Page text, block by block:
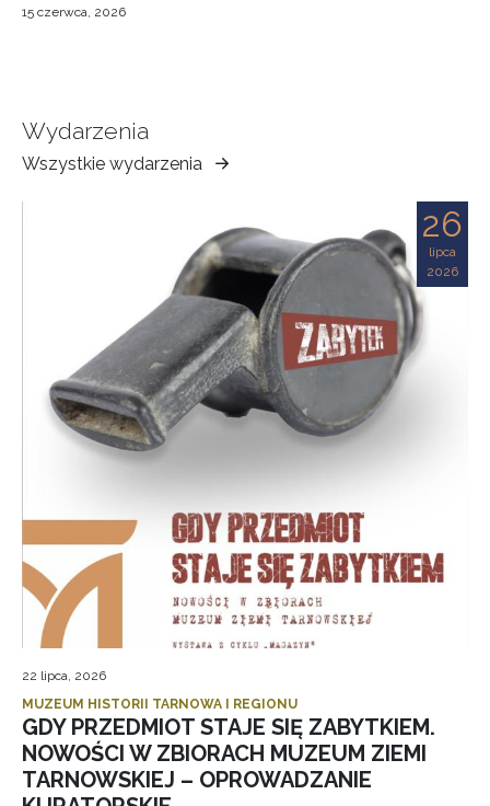
15 czerwca, 2026
Wydarzenia
Wszystkie wydarzenia
Muzeum
Ziemi
26
lipca
2026
22 lipca, 2026
MUZEUM HISTORII TARNOWA I REGIONU
GDY PRZEDMIOT STAJE SIĘ ZABYTKIEM.
NOWOŚCI W ZBIORACH MUZEUM ZIEMI
TARNOWSKIEJ – OPROWADZANIE